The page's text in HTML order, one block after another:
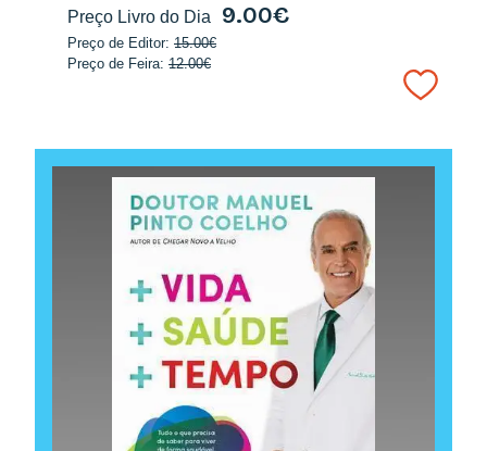
Preço Livro do Dia 9.00€
Preço de Editor: 15.00€
Preço de Feira: 12.00€